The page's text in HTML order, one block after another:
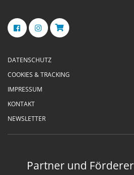
DATENSCHUTZ
COOKIES & TRACKING
IMPRESSUM
KONTAKT
NEWSLETTER
Partner und Förderer